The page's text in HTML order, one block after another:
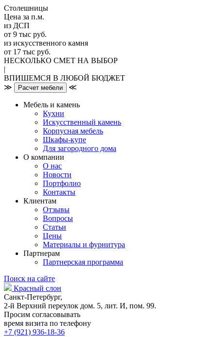
Столешницы
Цена за п.м.
из ДСП
от 9 тыс руб.
из искусственного камня
от 17 тыс руб.
НЕСКОЛЬКО СМЕТ НА ВЫБОР
|
ВПИШЕМСЯ В ЛЮБОЙ БЮДЖЕТ
≫
Расчет мебели ≪
Мебель и камень
Кухни
Искусственный камень
Корпусная мебель
Шкафы-купе
Для загородного дома
О компании
О нас
Новости
Портфолио
Контакты
Клиентам
Отзывы
Вопросы
Статьи
Цены
Материалы и фурнитура
Партнерам
Партнерская программа
Поиск на сайте
Красный слон
Санкт-Петербург,
2-й Верхний переулок дом. 5, лит. И, пом. 99.
Просим согласовывать
время визита по телефону
+7 (921) 936-18-36